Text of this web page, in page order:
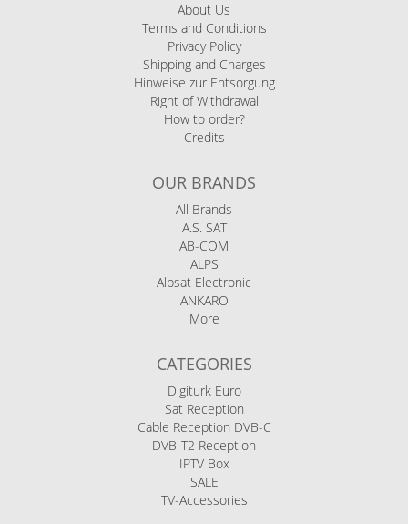
About Us
Terms and Conditions
Privacy Policy
Shipping and Charges
Hinweise zur Entsorgung
Right of Withdrawal
How to order?
Credits
OUR BRANDS
All Brands
A.S. SAT
AB-COM
ALPS
Alpsat Electronic
ANKARO
More
CATEGORIES
Digiturk Euro
Sat Reception
Cable Reception DVB-C
DVB-T2 Reception
IPTV Box
SALE
TV-Accessories